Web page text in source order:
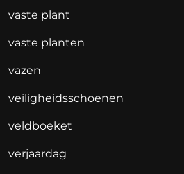
vaste plant
vaste planten
vazen
veiligheidsschoenen
veldboeket
verjaardag